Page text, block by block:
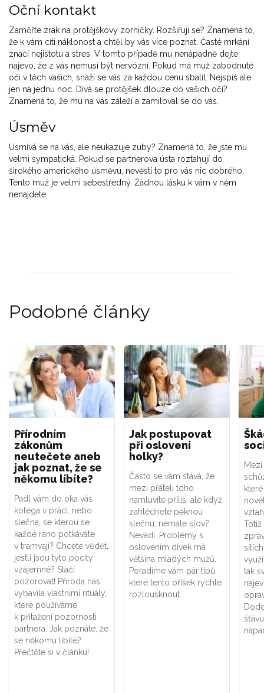
Oční kontakt
Zaměřte zrak na protějškovy zorničky. Rozšiřují se? Znamená to,
že k vám cítí náklonost a chtěl by vás více poznat. Časté mrkání
značí nejistotu a stres. V tomto případě mu nenápadně dejte
najevo, že z vás nemusí být nervózní. Pokud má muž zabodnuté
oči v těch vašich, snaží se vás za každou cenu sbalit. Nejspíš ale
jen na jednu noc. Dívá se protějšek dlouze do vašich očí?
Znamená to, že mu na vás záleží a zamiloval se do vás.
Úsměv
Usmívá se na vás, ale neukazuje zuby? Znamená to, že jste mu
velmi sympatická. Pokud se partnerova ústa roztahují do
širokého amerického úsměvu, nevěstí to pro vás nic dobrého.
Tento muž je velmi sebestředný. Žádnou lásku k vám v něm
nenajdete.
Podobné články
Přírodním
zákonům
neutečete aneb
jak poznat, že se
někomu líbíte?
Padl vám do oka váš
kolega v práci, nebo
slečna, se kterou se
každé ráno potkáváte
v tramvaji? Chcete vědět,
jestli jsou tyto pocity
vzájemné? Stačí
pozorovat! Příroda nás
vybavila vlastními rituály,
které používáme
k přitažení pozornosti
partnera. Jak poznáte, že
se někomu líbíte?
Přečtěte si v článku!
Jak postupovat
při oslovení
holky?
Často se vám stává, že
mezi přáteli toho
namluvíte příliš, ale když
zahlédnete pěknou
slečnu, nemáte slov?
Nevadí. Problémy s
oslovením dívek má
většina mladých mužů.
Poradíme vám pár tipů,
které tento oříšek rychle
rozlousknout.
Totiž
tak